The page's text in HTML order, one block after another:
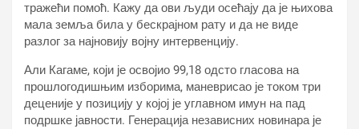
тражећи помоћ. Кажу да ови људи осећају да је њихова
мала земља била у бескрајном рату и да не виде
разлог за најновију војну интервенцију.
Али Кагаме, који је освојио 99,18 одсто гласова на
прошлогодишњим изборима, маневрисао је током три
деценије у позицију у којој је углавном имун на пад
подршке јавности. Генерација независних новинара је